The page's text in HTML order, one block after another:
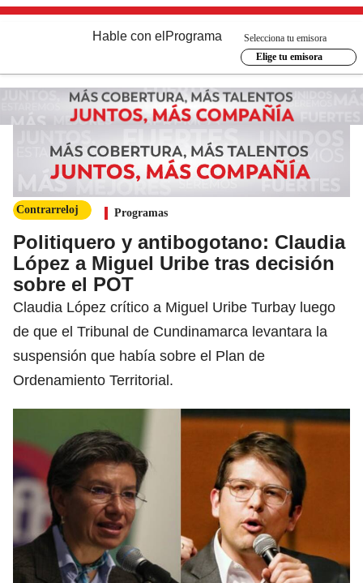
Hable con el Programa
Selecciona tu emisora
Elige tu emisora
Contrarreloj Programas
Politiquero y antibogotano: Claudia
López a Miguel Uribe tras decisión
sobre el POT
Claudia López crítico a Miguel Uribe Turbay luego
de que el Tribunal de Cundinamarca levantara la
suspensión que había sobre el Plan de
Ordenamiento Territorial.